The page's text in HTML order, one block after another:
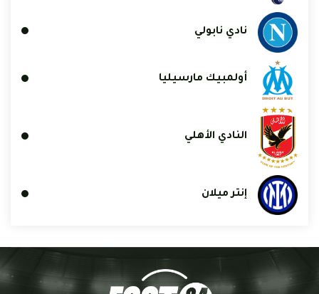
نادي نابولي
أولمبيك مارسيليا
النادي الأهلي
إنتر ميلان